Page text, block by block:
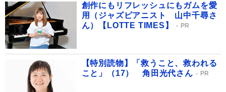
創作にもリフレッシュにもガムを愛
用（ジャズピアニスト 山中千尋さ
ん）【LOTTE TIMES】
PR
【特別読物】「救うこと、救われる
こと」（17） 角田光代さん
PR